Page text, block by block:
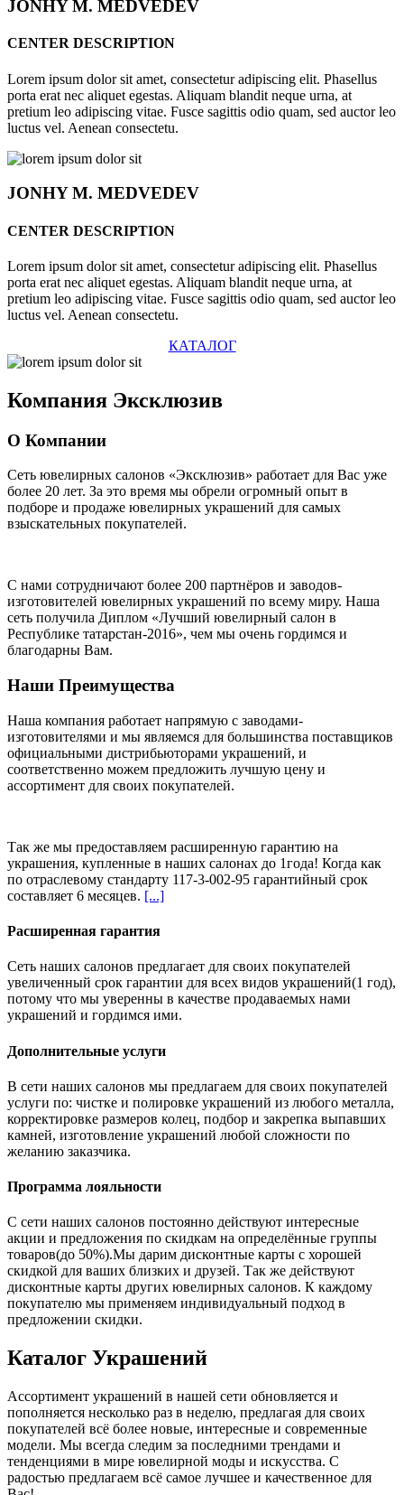
JONHYM. MEDVEDEV
CENTER DESCRIPTION
Lorem ipsum dolor sit amet, consectetur adipiscing elit. Phasellus
porta erat nec aliquet egestas. Aliquam blandit neque urna, at
pretium leo adipiscing vitae. Fusce sagittis odio quam, sed auctor leo
luctus vel. Aenean consectetu.
JONHYM. MEDVEDEV
CENTER DESCRIPTION
Lorem ipsum dolor sit amet, consectetur adipiscing elit. Phasellus
porta erat nec aliquet egestas. Aliquam blandit neque urna, at
pretium leo adipiscing vitae. Fusce sagittis odio quam, sed auctor leo
luctus vel. Aenean consectetu.
КАТАЛОГ
Компания Эксклюзив
О Компании
Сеть ювелирных салонов «Эксклюзив» работает для Вас уже
более 20 лет. За это время мы обрели огромный опыт в
подборе и продаже ювелирных украшений для самых
взыскательных покупателей.
С нами сотрудничают более 200 партнёров и заводов-
изготовителей ювелирных украшений по всему миру. Наша
сеть получила Диплом «Лучший ювелирный салон в
Республике татарстан-2016», чем мы очень гордимся и
благодарны Вам.
Наши Преимущества
Наша компания работает напрямую с заводами-
изготовителями и мы являемся для большинства поставщиков
официальными дистрибьюторами украшений, и
соответственно можем предложить лучшую цену и
ассортимент для своих покупателей.
Так же мы предоставляем расширенную гарантию на
украшения, купленные в наших салонах до 1года! Когда как
по отраслевому стандарту 117-3-002-95 гарантийный срок
составляет 6 месяцев. [...]
Расширенная гарантия
Сеть наших салонов предлагает для своих покупателей
увеличенный срок гарантии для всех видов украшений(1 год),
потому что мы уверенны в качестве продаваемых нами
украшений и гордимся ими.
Дополнительные услуги
В сети наших салонов мы предлагаем для своих покупателей
услуги по: чистке и полировке украшений из любого металла,
корректировке размеров колец, подбор и закрепка выпавших
камней, изготовление украшений любой сложности по
желанию заказчика.
Программа лояльности
С сети наших салонов постоянно действуют интересные
акции и предложения по скидкам на определённые группы
товаров(до 50%).Мы дарим дисконтные карты с хорошей
скидкой для ваших близких и друзей. Так же действуют
дисконтные карты других ювелирных салонов. К каждому
покупателю мы применяем индивидуальный подход в
предложении скидки.
Каталог Украшений
Ассортимент украшений в нашей сети обновляется и
пополняется несколько раз в неделю, предлагая для своих
покупателей всё более новые, интересные и современные
модели. Мы всегда следим за последними трендами и
тенденциями в мире ювелирной моды и искусства. С
радостью предлагаем всё самое лучшее и качественное для